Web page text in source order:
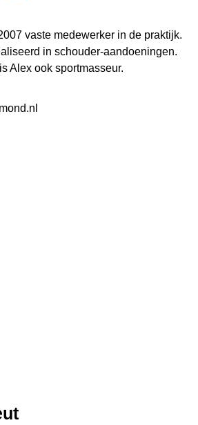
vaste medewerker in de praktijk.
in schouder-aandoeningen.
Alex ook sportmasseur.